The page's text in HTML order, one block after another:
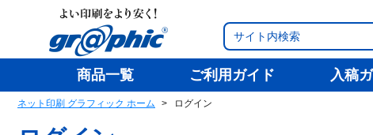
商品一覧 ご利用ガイド 入稿
ネット印刷 グラフィック ホーム ログイン